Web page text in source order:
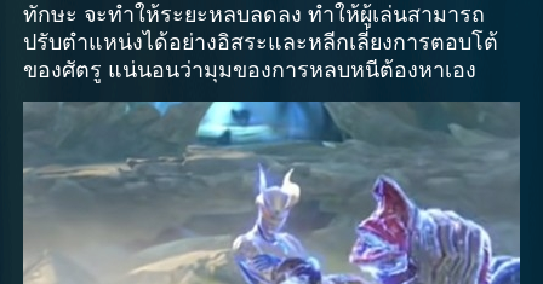
ทักษะ จะทำให้ระยะหลบลดลง ทำให้ผู้เล่นสามารถ
ปรับตำแหน่งได้อย่างอิสระและหลีกเลี่ยงการตอบโต้
ของศัตรู แน่นอนว่ามุมของการหลบหนีต้องหาเอง